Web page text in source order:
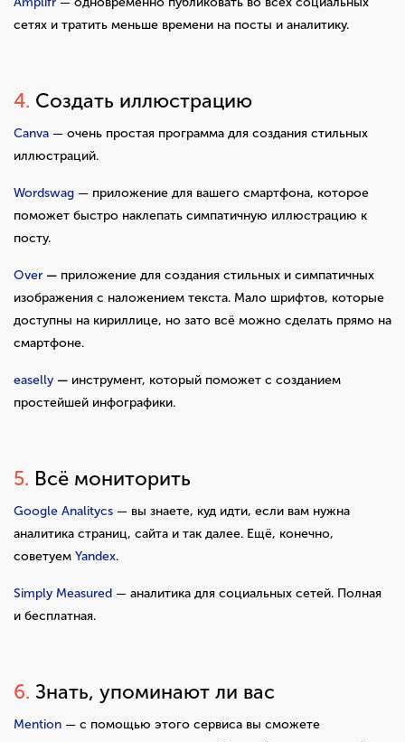
сетях и тратить меньше времени на посты и аналитику.
4. Создать иллюстрацию
Canva — очень простая программа для создания стильных
иллюстраций.
Wordswag — приложение для вашего смартфона, которое
поможет быстро наклепать симпатичную иллюстрацию к
посту.
Over — приложение для создания стильных и симпатичных
изображения с наложением текста. Мало шрифтов, которые
доступны на кириллице, но зато всё можно сделать прямо на
смартфоне.
easelly — инструмент, который поможет с созданием
простейшей инфографики.
5. Всё мониторить
Google Analitycs — вы знаете, куд идти, если вам нужна
аналитика страниц, сайта и так далее. Ещё, конечно,
советуем Yandex.
Simply Measured — аналитика для социальных сетей. Полная
и бесплатная.
6. Знать, упоминают ли вас
Mention — c помощью этого сервиса вы сможете